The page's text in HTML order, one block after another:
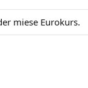
miese Eurokurs.